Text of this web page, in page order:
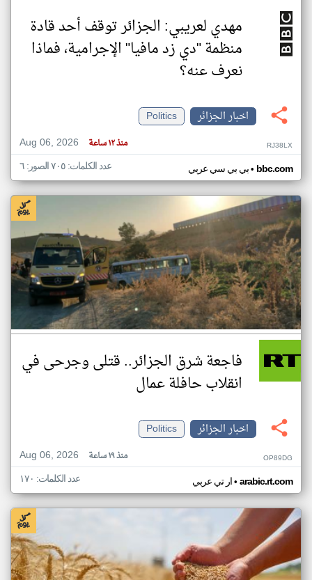
مهدي لعريبي: الجزائر توقف أحد قادة
منظمة "دي زد مافيا" الإجرامية، فماذا
نعرف عنه؟
اخبار الجزائر
Politics
Aug 06, 2026
منذ ١٢ ساعة RJ38LX
بي بي سي عربي• bbc.com عدد الكلمات: ٧٠٥ الصور: ٦
فاجعة شرق الجزائر.. قتلى وجرحى في
انقلاب حافلة عمال
اخبار الجزائر
Politics
Aug 06, 2026
منذ ١٩ ساعة OP89DG
ار تي عربي• arabic.rt.com عدد الكلمات: ١٧٠